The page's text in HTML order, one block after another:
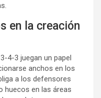
en la creación
4-3 juegan un papel
anchos en los
a los defensores
huecos en las áreas